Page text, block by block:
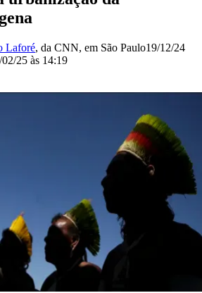
Laforé, da CNN, em São Paulo19/12/24
25 às 14:19